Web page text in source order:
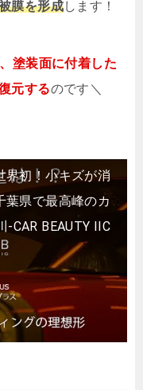
膜を形成します！
塗装面に付着した
元するのです＼
界初！小キズが消
葉県で最高峰のカ
CAR BEAUTY IIC